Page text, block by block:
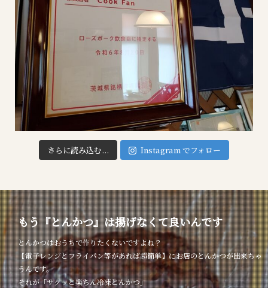
さらに読み込む... Instagram でフォロー
もう『とんかつ』は揚げなくて良いんです
とんかつはおうちで作りたくないですよね？
【電子レンジとフライパン等があれば超簡単】にお店のとんかつが出来ちゃ
うんです。
それが「サクッと楽ちん冷凍とんかつ」